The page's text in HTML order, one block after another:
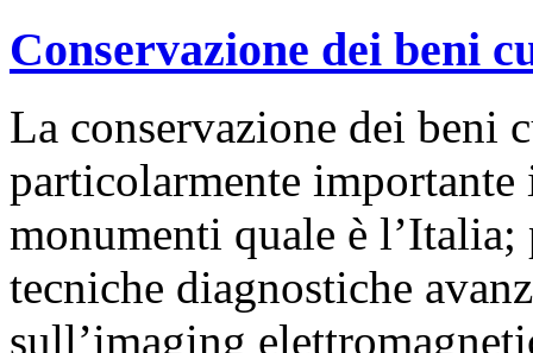
Conservazione dei beni
La conservazione dei beni
particolarmente
monumenti quale è
tecniche diagnostiche
sull’imaging